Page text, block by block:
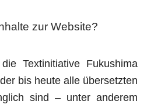
zur Website?
Textinitiative Fukushima
bis heute alle übersetzten
sind – unter anderem